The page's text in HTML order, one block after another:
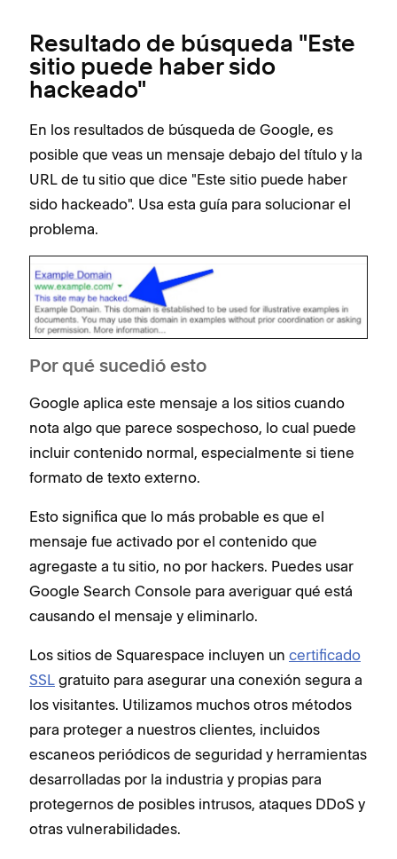
Resultado de búsqueda "Este
sitio puede haber sido
hackeado"
En los resultados de búsqueda de Google, es
posible que veas un mensaje debajo del título y la
URL de tu sitio que dice "Este sitio puede haber
sido hackeado". Usa esta guía para solucionar el
problema.
Por qué sucedió esto
Google aplica este mensaje a los sitios cuando
nota algo que parece sospechoso, lo cual puede
incluir contenido normal, especialmente si tiene
formato de texto externo.
Esto significa que lo más probable es que el
mensaje fue activado por el contenido que
agregaste a tu sitio, no por hackers. Puedes usar
Google Search Console para averiguar qué está
causando el mensaje y eliminarlo.
Los sitios de Squarespace incluyen un certificado
SSL gratuito para asegurar una conexión segura a
los visitantes. Utilizamos muchos otros métodos
para proteger a nuestros clientes, incluidos
escaneos periódicos de seguridad y herramientas
desarrolladas por la industria y propias para
protegernos de posibles intrusos, ataques DDoS y
otras vulnerabilidades.